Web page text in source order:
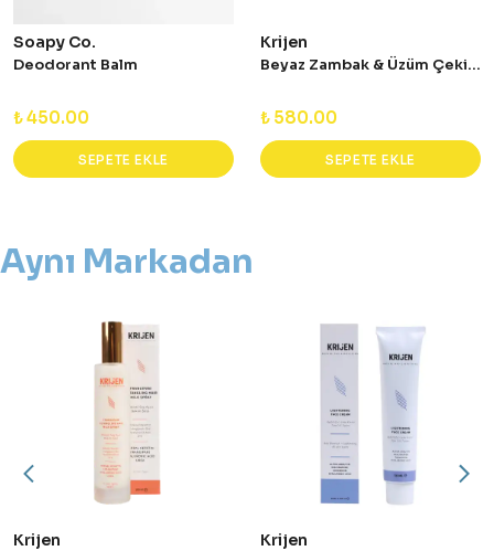
Soapy Co.
Deodorant Balm
₺ 450.00
SEPETE EKLE
Krijen
Beyaz Zambak & Üzüm Çekirdeği Krem Deodorant - 50 ml
₺ 580.00
SEPETE EKLE
Aynı Markadan
Krijen Krijen